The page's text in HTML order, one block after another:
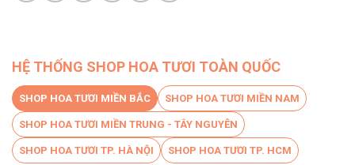
HỆ THỐNG SHOP HOA TƯƠI TOÀN QUỐC
SHOP HOA TƯƠI MIỀN BẮC SHOP HOA TƯƠI MIỀN NAM
SHOP HOA TƯƠI MIỀN TRUNG - TÂY NGUYÊN
SHOP HOA TƯƠI TP. HÀ NỘI SHOP HOA TƯƠI TP. HCM